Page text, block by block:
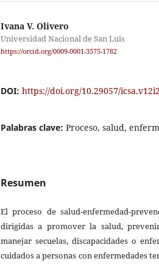
Ivana V. Olivero
Universidad Nacional de San Luis
https://orcid.org/0009-0001-3575-1782
DOI: https://doi.org/10.29057/
Palabras clave: Proceso, salud,
Resumen
El proceso de salud-enfermedad-
dirigidas a promover la salud,
manejar secuelas, discapacidades o
cuidados a personas con enfermedades